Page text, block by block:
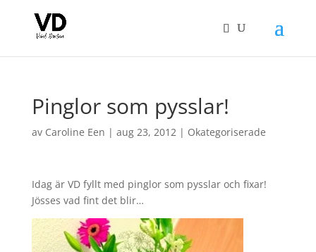
Pinglor som pysslar!
av Caroline Een | aug 23, 2012| Okategoriserade
Idag är VD fyllt med pinglor som pysslar och fixar!
Jösses vad fint det blir…